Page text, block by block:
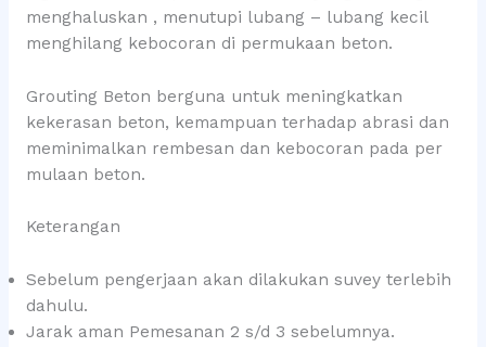
menghaluskan , menutupi lubang – lubang kecil
menghilang kebocoran di permukaan beton.
Grouting Beton berguna untuk meningkatkan
kekerasan beton, kemampuan terhadap abrasi dan
meminimalkan rembesan dan kebocoran pada per
mulaan beton.
Keterangan
Sebelum pengerjaan akan dilakukan suvey terlebih
dahulu.
Jarak aman Pemesanan 2 s/d 3 sebelumnya.